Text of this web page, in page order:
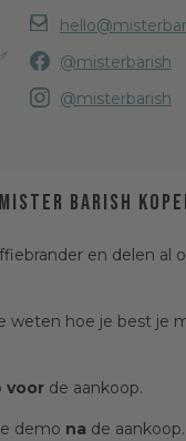
@misterbarish
@misterbarish
Barish
en delen al
weten hoe je best je
voor de aankoop.
demo na de aankoop.